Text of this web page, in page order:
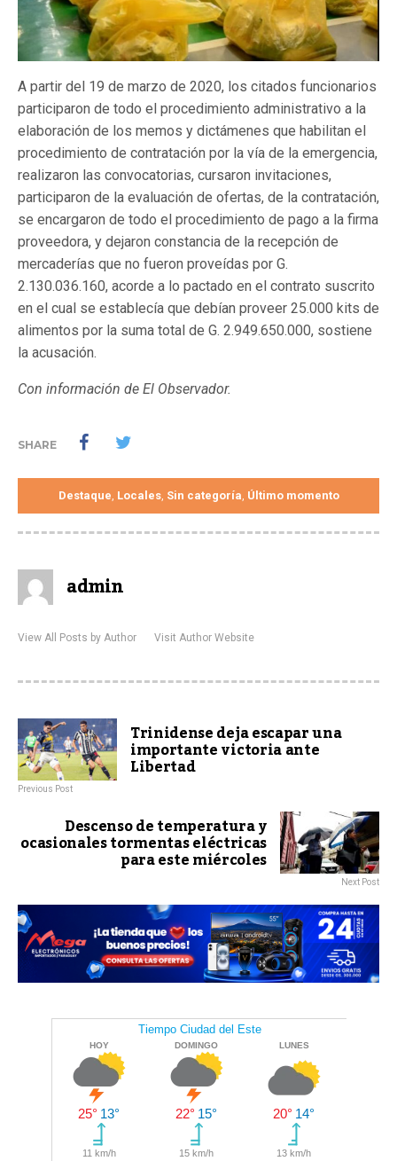
A partir del 19 de marzo de 2020, los citados funcionarios
participaron de todo el procedimiento administrativo a la
elaboración de los memos y dictámenes que habilitan el
procedimiento de contratación por la vía de la emergencia,
realizaron las convocatorias, cursaron invitaciones,
participaron de la evaluación de ofertas, de la contratación,
se encargaron de todo el procedimiento de pago a la firma
proveedora, y dejaron constancia de la recepción de
mercaderías que no fueron proveídas por G.
2.130.036.160, acorde a lo pactado en el contrato suscrito
en el cual se establecía que debían proveer 25.000 kits de
alimentos por la suma total de G. 2.949.650.000, sostiene
la acusación.
Con información de El Observador.
SHARE
Destaque Locales, Sin categoría Último momento
admin
View All Posts by Author Visit Author Website
Trinidense deja escapar una
importante victoria ante
Libertad
Previous Post
Descenso de temperatura y
ocasionales tormentas eléctricas
para este miércoles
Next Post